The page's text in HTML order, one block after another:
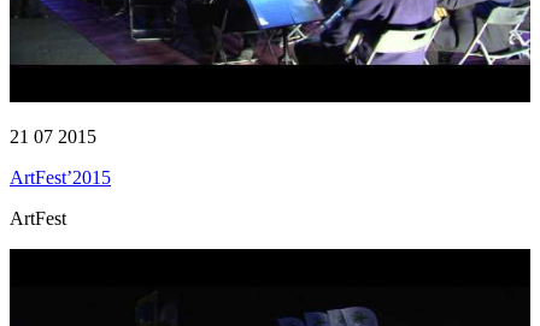
21 07 2015
ArtFest’2015
ArtFest